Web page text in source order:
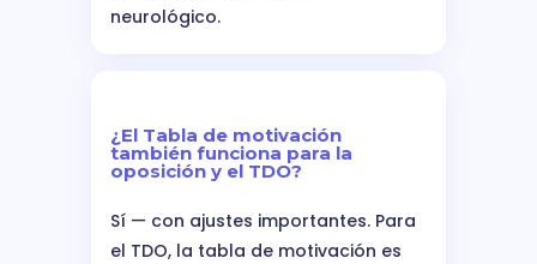
neurológico.
¿El Tabla de motivación
también funciona para la
oposición y el TDO?
Sí — con ajustes importantes. Para
el TDO, la tabla de motivación es